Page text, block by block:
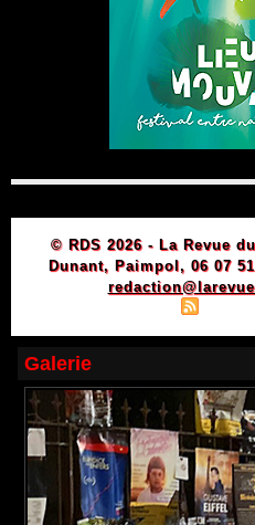
© RDS 2026 - La Revue
Dunant, Paimpol, 06 07
Galerie